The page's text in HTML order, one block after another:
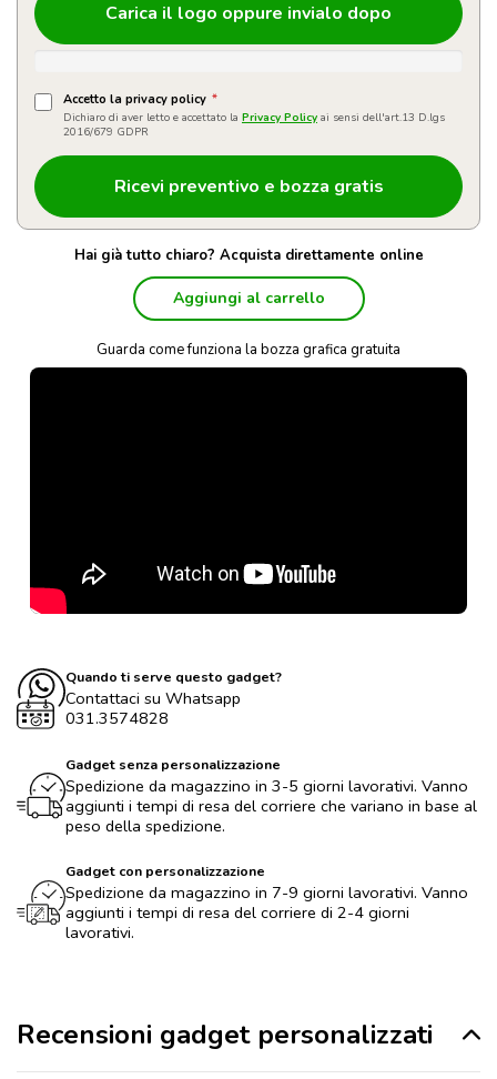
Carica il logo oppure invialo dopo
Accetto la privacy policy *
Dichiaro di aver letto e accettato la Privacy Policy ai sensi dell'art.13 D.lgs
2016/679 GDPR
Hai già tutto chiaro? Acquista direttamente online
Aggiungi al carrello
Guarda come funziona la bozza grafica gratuita
Quando ti serve questo gadget?
Contattaci su Whatsapp
031.3574828
Gadget senza personalizzazione
Spedizione da magazzino in 3-5 giorni lavorativi. Vanno
aggiunti i tempi di resa del corriere che variano in base al
peso della spedizione.
Gadget con personalizzazione
Spedizione da magazzino in 7-9 giorni lavorativi. Vanno
aggiunti i tempi di resa del corriere di 2-4 giorni
lavorativi.
Recensioni gadget personalizzati